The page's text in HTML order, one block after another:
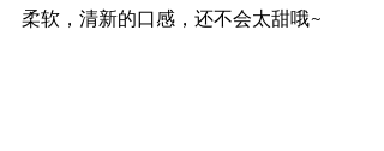
柔软，清新的口感，还不会太甜哦~